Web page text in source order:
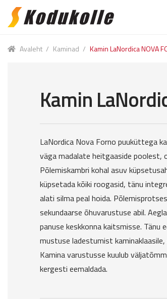
Skip
navigation
Skip
content
Avaleht / Kaminad / Kamin LaNordica NOVA
Kamin
LaNordica Nova Forno puuküttega
väga madalate heitgaaside
Põlemiskambri kohal asuv
küpsetada kõiki roogasid, tänu
alati silma peal hoida.
sekundaarse õhuvarustuse abil.
panuse keskkonna kaitsmisse.
mustuse ladestumist kaminaklaasile,
Kamina varustusse kuulub
kergesti eemaldada.